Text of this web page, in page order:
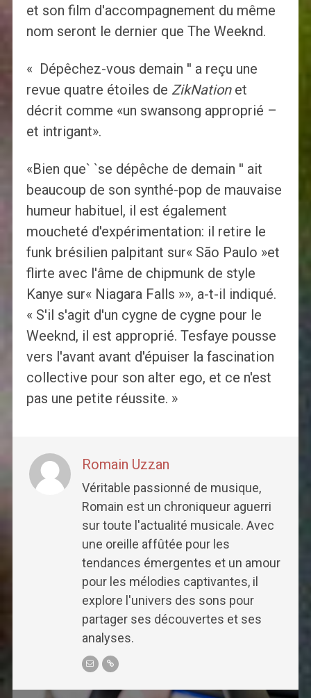
et son film d'accompagnement du même
nom seront le dernier que The Weeknd.
« Dépêchez-vous demain '' a reçu une
revue quatre étoiles de ZikNationet
décrit comme «un swansong approprié –
et intrigant».
«Bien que` `se dépêche de demain '' ait
beaucoup de son synthé-pop de mauvaise
humeur habituel, il est également
moucheté d'expérimentation: il retire le
funk brésilien palpitant sur« São Paulo »et
flirte avec l'âme de chipmunk de style
Kanye sur« Niagara Falls »», a-t-il indiqué.
« S'il s'agit d'un cygne de cygne pour le
Weeknd, il est approprié. Tesfaye pousse
vers l'avant avant d'épuiser la fascination
collective pour son alter ego, et ce n'est
pas une petite réussite. »
Romain Uzzan
Véritable passionné de musique,
Romain est un chroniqueur aguerri
sur toute l'actualité musicale. Avec
une oreille affûtée pour les
tendances émergentes et un amour
pour les mélodies captivantes, il
explore l'univers des sons pour
partager ses découvertes et ses
analyses.